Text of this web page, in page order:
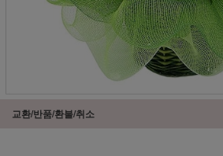
교환/반품/환불/취소